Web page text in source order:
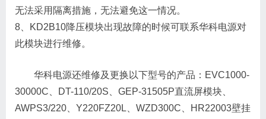
无法采用隔离措施，无法避免这一情况。
8、KD2B10降压模块出现故障的时候可联系华科电源对
此模块进行维修。
华科电源还维修及更换以下型号的产品：EVC1000-
30000C、DT-110/20S、GEP-31505P直流屏模块、
AWPS3/220、Y220FZ20L、WZD300C、HR22003壁挂